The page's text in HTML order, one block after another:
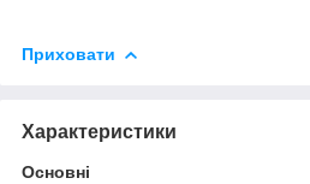
Приховати
Характеристики
Основні